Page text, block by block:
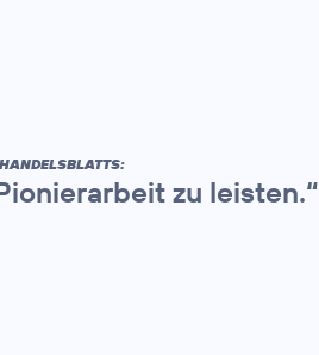
zu leisten.“